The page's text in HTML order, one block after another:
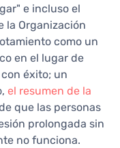
e incluso el
la Organización
como un
en el lugar de
éxito; un
el resumen de la
que las personas
prolongada sin
no funciona.